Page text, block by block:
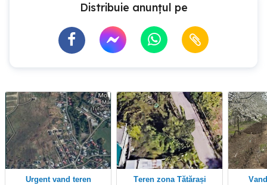
Distribuie anunțul pe
Urgent vand teren Teren zona Tătărași